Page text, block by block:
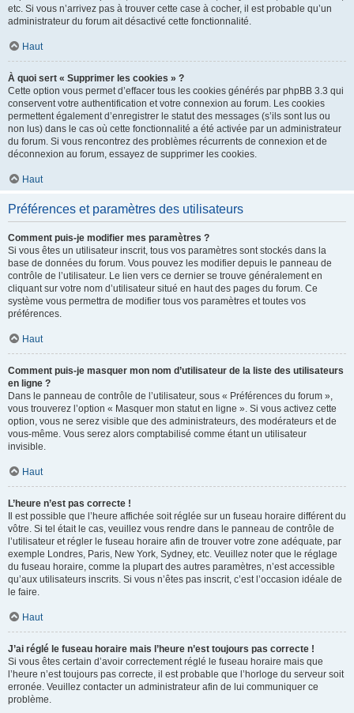
etc. Si vous n’arrivez pas à trouver cette case à cocher, il est probable qu’un
administrateur du forum ait désactivé cette fonctionnalité.
Haut
À quoi sert « Supprimer les cookies » ?
Cette option vous permet d’effacer tous les cookies générés par phpBB 3.3 qui
conservent votre authentification et votre connexion au forum. Les cookies
permettent également d’enregistrer le statut des messages (s’ils sont lus ou
non lus) dans le cas où cette fonctionnalité a été activée par un administrateur
du forum. Si vous rencontrez des problèmes récurrents de connexion et de
déconnexion au forum, essayez de supprimer les cookies.
Haut
Préférences et paramètres des utilisateurs
Comment puis-je modifier mes paramètres ?
Si vous êtes un utilisateur inscrit, tous vos paramètres sont stockés dans la
base de données du forum. Vous pouvez les modifier depuis le panneau de
contrôle de l’utilisateur. Le lien vers ce dernier se trouve généralement en
cliquant sur votre nom d’utilisateur situé en haut des pages du forum. Ce
système vous permettra de modifier tous vos paramètres et toutes vos
préférences.
Haut
Comment puis-je masquer mon nom d’utilisateur de la liste des utilisateurs
en ligne ?
Dans le panneau de contrôle de l’utilisateur, sous « Préférences du forum »,
vous trouverez l’option « Masquer mon statut en ligne ». Si vous activez cette
option, vous ne serez visible que des administrateurs, des modérateurs et de
vous-même. Vous serez alors comptabilisé comme étant un utilisateur
invisible.
Haut
L’heure n’est pas correcte !
Il est possible que l’heure affichée soit réglée sur un fuseau horaire différent du
vôtre. Si tel était le cas, veuillez vous rendre dans le panneau de contrôle de
l’utilisateur et régler le fuseau horaire afin de trouver votre zone adéquate, par
exemple Londres, Paris, New York, Sydney, etc. Veuillez noter que le réglage
du fuseau horaire, comme la plupart des autres paramètres, n’est accessible
qu’aux utilisateurs inscrits. Si vous n’êtes pas inscrit, c’est l’occasion idéale de
le faire.
Haut
J’ai réglé le fuseau horaire mais l’heure n’est toujours pas correcte !
Si vous êtes certain d’avoir correctement réglé le fuseau horaire mais que
l’heure n’est toujours pas correcte, il est probable que l’horloge du serveur soit
erronée. Veuillez contacter un administrateur afin de lui communiquer ce
problème.